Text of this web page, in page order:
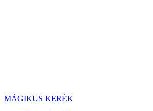
MÁGIKUS KERÉK